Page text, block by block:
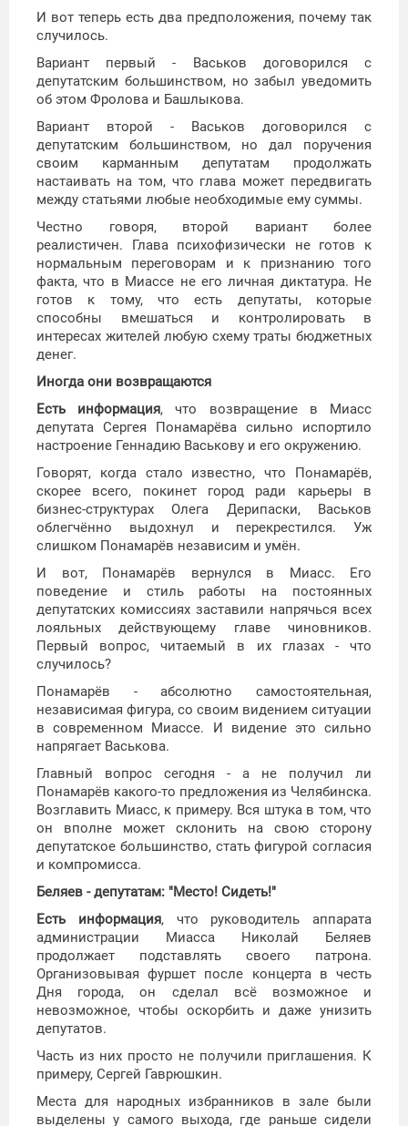
И вот теперь есть два предположения, почему так
случилось.
Вариант первый - Васьков договорился с
депутатским большинством, но забыл уведомить
об этом Фролова и Башлыкова.
Вариант второй - Васьков договорился с
депутатским большинством, но дал поручения
своим карманным депутатам продолжать
настаивать на том, что глава может передвигать
между статьями любые необходимые ему суммы.
Честно говоря, второй вариант более
реалистичен. Глава психофизически не готов к
нормальным переговорам и к признанию того
факта, что в Миассе не его личная диктатура. Не
готов к тому, что есть депутаты, которые
способны вмешаться и контролировать в
интересах жителей любую схему траты бюджетных
денег.
Иногда они возвращаются
Есть информация, что возвращение в Миасс
депутата Сергея Понамарёва сильно испортило
настроение Геннадию Васькову и его окружению.
Говорят, когда стало известно, что Понамарёв,
скорее всего, покинет город ради карьеры в
бизнес-структурах Олега Дерипаски, Васьков
облегчённо выдохнул и перекрестился. Уж
слишком Понамарёв независим и умён.
И вот, Понамарёв вернулся в Миасс. Его
поведение и стиль работы на постоянных
депутатских комиссиях заставили напрячься всех
лояльных действующему главе чиновников.
Первый вопрос, читаемый в их глазах - что
случилось?
Понамарёв - абсолютно самостоятельная,
независимая фигура, со своим видением ситуации
в современном Миассе. И видение это сильно
напрягает Васькова.
Главный вопрос сегодня - а не получил ли
Понамарёв какого-то предложения из Челябинска.
Возглавить Миасс, к примеру. Вся штука в том, что
он вполне может склонить на свою сторону
депутатское большинство, стать фигурой согласия
и компромисса.
Беляев - депутатам: "Место! Сидеть!"
Есть информация, что руководитель аппарата
администрации Миасса Николай Беляев
продолжает подставлять своего патрона.
Организовывая фуршет после концерта в честь
Дня города, он сделал всё возможное и
невозможное, чтобы оскорбить и даже унизить
депутатов.
Часть из них просто не получили приглашения. К
примеру, Сергей Гаврюшкин.
Места для народных избранников в зале были
выделены у самого выхода, где раньше сидели